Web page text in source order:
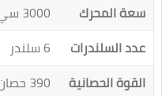
سعة المحرك
3000 سي سي تيربو
عدد السلندرات
6 سلندر
القوة الحصانية
390 حصان عند 6100 لفه في الدقيقة